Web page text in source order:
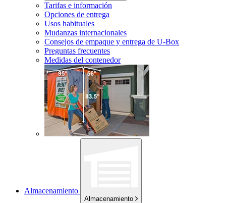
Tarifas e información
Opciones de entrega
Usos habituales
Mudanzas internacionales
Consejos de empaque y entrega de U-Box
Preguntas frecuentes
Medidas del contenedor
Almacenamiento
Almacenamiento